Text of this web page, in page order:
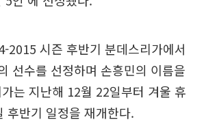
2015 시즌 후반기 분데스리가에서
선수를 선정하며 손흥민의 이름을
는 지난해 12월 22일부터 겨울 휴
후반기 일정을 재개한다.